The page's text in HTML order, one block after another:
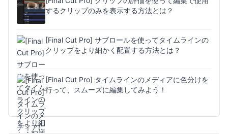
するクリップのみを表示する方法とは？
[Final Cut Pro] サブロールを使ってタイムラインの
クリップをより細かく配置する方法とは？
[Final Cut Pro] タイムラインのメディアに色分けを
行って、スムーズに編集してみよう！